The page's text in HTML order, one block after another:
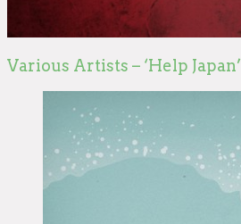
Various Artists – ‘Help Japan’